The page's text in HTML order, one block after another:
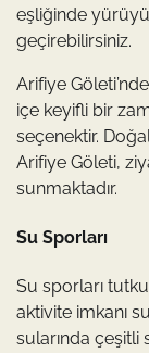
eşliğinde
geçirebilirsiniz.
Arifiye
içe keyifli bir
seçenektir.
Arifiye Göleti,
sunmaktadır.
Su Sporları
Su sporları
aktivite imkanı
sularında çeşitli